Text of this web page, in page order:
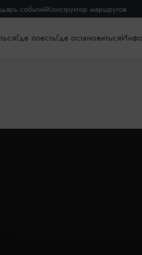
событийКонструктор маршрутов
Где поестьГде остановиться